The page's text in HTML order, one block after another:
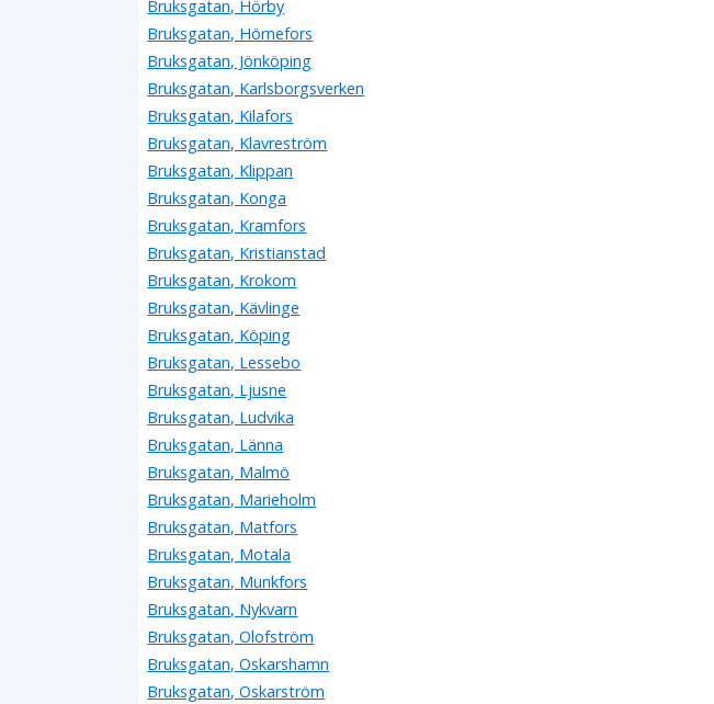
Bruksgatan, Hörby
Bruksgatan, Hörnefors
Bruksgatan, Jönköping
Bruksgatan, Karlsborgsverken
Bruksgatan, Kilafors
Bruksgatan, Klavreström
Bruksgatan, Klippan
Bruksgatan, Konga
Bruksgatan, Kramfors
Bruksgatan, Kristianstad
Bruksgatan, Krokom
Bruksgatan, Kävlinge
Bruksgatan, Köping
Bruksgatan, Lessebo
Bruksgatan, Ljusne
Bruksgatan, Ludvika
Bruksgatan, Länna
Bruksgatan, Malmö
Bruksgatan, Marieholm
Bruksgatan, Matfors
Bruksgatan, Motala
Bruksgatan, Munkfors
Bruksgatan, Nykvarn
Bruksgatan, Olofström
Bruksgatan, Oskarshamn
Bruksgatan, Oskarström